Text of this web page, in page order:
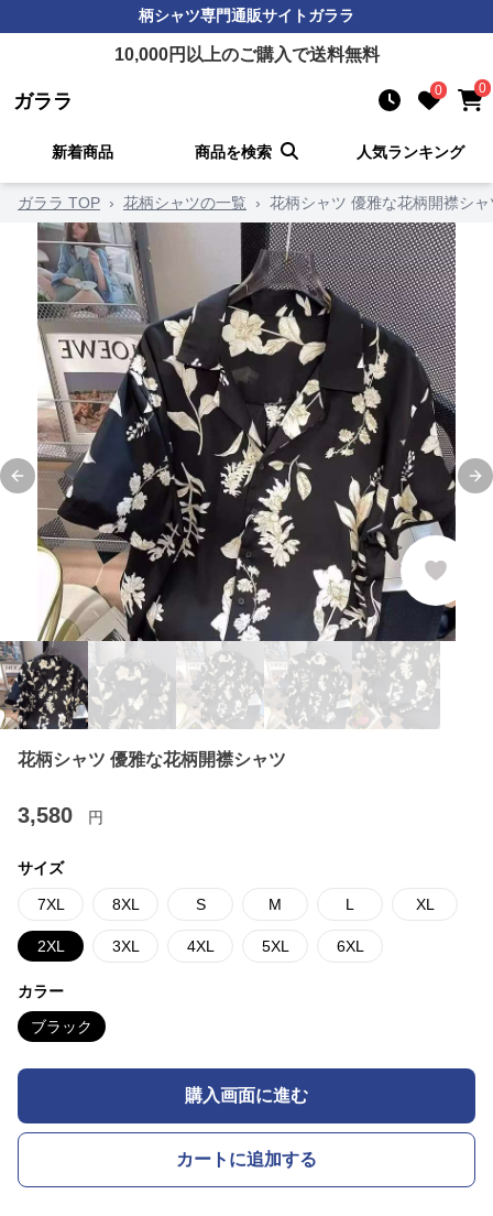
柄シャツ専門通販サイトガララ
10,000円以上のご購入で送料無料
ガララ 0 0
新着商品 商品を検索 人気ランキング
ガララ TOP › 花柄シャツの一覧 › 花柄シャツ 優雅な花柄開襟シャ
Previous slide
花柄シャツ 優雅な花柄開襟シャツ
3,580 円
サイズ
7XL 8XL S M L XL
2XL 3XL 4XL 5XL 6XL
カラー
ブラック
購入画面に進む
カートに追加する